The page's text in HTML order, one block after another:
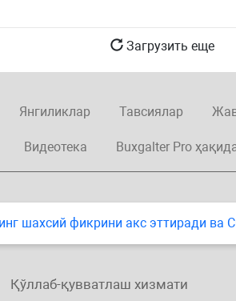
Загрузить еще
Янгиликлар Тавсиялар
Видеотека Buxgalter Pro
шахсий фикрини акс эттиради ва
Қўллаб-қувватлаш хизмати